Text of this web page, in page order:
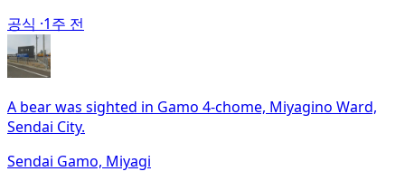
공식 ·1주 전
A bear was sighted in Gamo 4-chome, Miyagino Ward,
Sendai City.
Sendai Gamo, Miyagi